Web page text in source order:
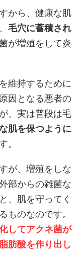
から、健康な肌
毛穴に蓄積され
が増殖をして炎
維持するために
因となる悪者の
、実は普段は毛
肌を保つように
。
が、増殖をしな
部からの雑菌な
、肌を守ってく
ものなのです。
してアクネ菌が
肪酸を作り出し